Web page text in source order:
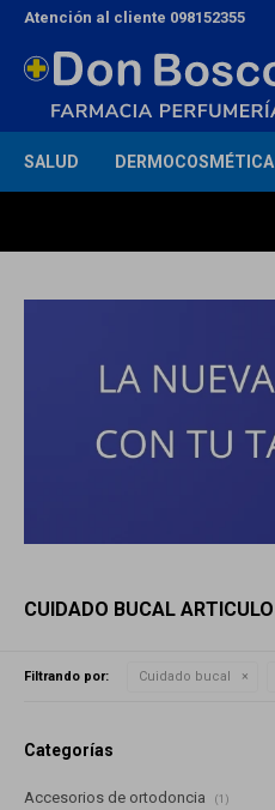
SALUD DERMOCOSMÉTICA
Atención al cliente 098152355
CUIDADO BUCAL ARTICULO
Filtrando por: Cuidado bucal
Categorías
Accesorios de ortodoncia (1)